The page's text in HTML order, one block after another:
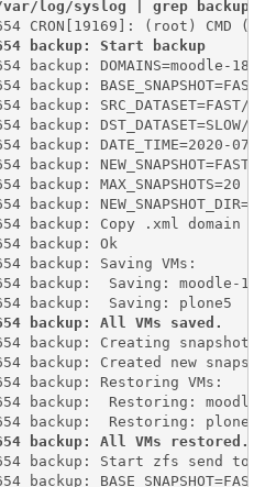
log/syslog | grep backup
backup: Start backup
backup: DOMAINS=moodle-
backup:
backup:
backup:
backup: DATE_TIME=2020-07-
backup:
MAX_SNAPSHOTS=20
backup:
backup: Copy .xml
backup: Ok
backup: Saving VMs:
backup:  Saving: moodle-
backup: All VMs saved.
backup: Creating snapshot
backup: Created new
backup: Restoring VMs:
backup:  Restoring: moodle-
backup: All VMs restored.
backup: Start zfs send to